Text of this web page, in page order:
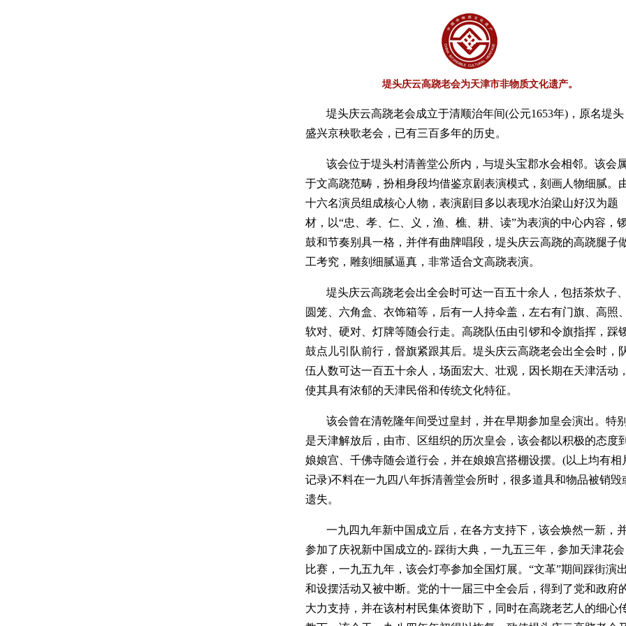
堤头庆云高跷老会为天津市非物质文化遗产。
堤头庆云高跷老会成立于清顺治年间(公元1653年)，原名堤头
盛兴京秧歌老会，已有三百多年的历史。
该会位于堤头村清善堂公所内，与堤头宝郡水会相邻。该会
于文高跷范畴，扮相身段均借鉴京剧表演模式，刻画人物细腻。
十六名演员组成核心人物，表演剧目多以表现水泊梁山好汉为题
材，以“忠、孝、仁、义，渔、樵、耕、读”为表演的中心内容，
鼓和节奏别具一格，并伴有曲牌唱段，堤头庆云高跷的高跷腿子
工考究，雕刻细腻逼真，非常适合文高跷表演。
堤头庆云高跷老会出全会时可达一百五十余人，包括茶炊子、
圆笼、六角盒、衣饰箱等，后有一人持伞盖，左右有门旗、高照、
软对、硬对、灯牌等随会行走。高跷队伍由引锣和令旗指挥，踩
鼓点儿引队前行，督旗紧跟其后。堤头庆云高跷老会出全会时，
伍人数可达一百五十余人，场面宏大、壮观，因长期在天津活动，
使其具有浓郁的天津民俗和传统文化特征。
该会曾在清乾隆年间受过皇封，并在早期参加皇会演出。特别
是天津解放后，由市、区组织的历次皇会，该会都以积极的态度到
娘娘宫、千佛寺随会道行会，并在娘娘宫搭棚设摆。(以上均有相
记录)不料在一九四八年拆清善堂会所时，很多道具和物品被销毁
遗失。
一九四九年新中国成立后，在各方支持下，该会焕然一新，
参加了庆祝新中国成立的- 踩街大典，一九五三年，参加天津花会
比赛，一九五九年，该会灯亭参加全国灯展。“文革”期间踩街演出
和设摆活动又被中断。党的十一届三中全会后，得到了党和政府
大力支持，并在该村村民集体资助下，同时在高跷老艺人的细心